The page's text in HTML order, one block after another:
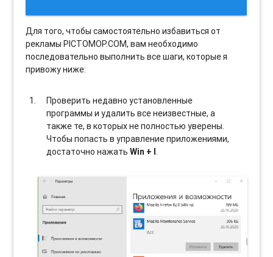
Для того, чтобы самостоятельно избавиться от
рекламы PICTOMOP.COM, вам необходимо
последовательно выполнить все шаги, которые я
привожу ниже:
Проверить недавно установленные
программы и удалить все неизвестные, а
также те, в которых не полностью уверены.
Чтобы попасть в управление приложениями,
достаточно нажатьWin + I.